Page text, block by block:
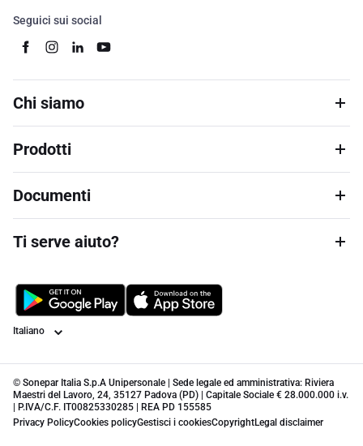
Seguici sui social
Chi siamo
Prodotti
Documenti
Ti serve aiuto?
Lingua
© Sonepar Italia S.p.A Unipersonale | Sede legale ed amministrativa: Riviera
Maestri del Lavoro, 24, 35127 Padova (PD) | Capitale Sociale € 28.000.000 i.v.
| P.IVA/C.F. IT00825330285 | REA PD 155585
Privacy PolicyCookies policyGestisci i cookiesCopyrightLegal disclaimer